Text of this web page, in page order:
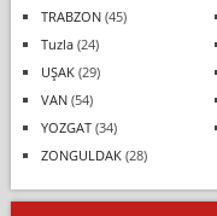
TRABZON(45)
Tuzla(24)
UŞAK(29)
VAN(54)
YOZGAT(34)
ZONGULDAK(28)